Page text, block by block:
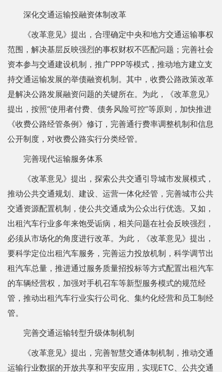
深化交通运输投融资体制改革
《改革意见》提出，合理确定中央和地方交通运输事权
范围，解决基层反映强烈的事权财权不匹配问题；完善社会
资本参与交通建设机制，推广PPP等模式，推动地方建立支
持交通运输发展的举债融资机制。其中，收费公路政策改革
是解决公路发展融资问题的关键所在。为此，《改革意见》
提出，按照“使用者付费、债务风险可控”等原则，加快推进
《收费公路经管条例》修订，完善通行费率调整机制和信息
公开制度，对收费公路实行分类经管。
完善现代运输服务体系
《改革意见》提出，探索公共交通引导城市发展模式，
推动公共交通规划、建设、运营一体化经管，完善城市公共
交通资源配置机制，使公共交通成为公众出行优选。又如，
出租汽车行业多年来饱受诟病，相关问题在社会反映强烈，
必须从市场化的角度进行改革。为此，《改革意见》提出，
要科学定位出租汽车服务，完善运力投放机制，科学调节出
租汽车总量，推进通过服务质量招投标等方式配置出租汽车
的车辆经营权，加强对手机召车等新型服务模式的规范经
管，推动出租汽车行业实行公司化、集约化经营和员工制经
管。
完善交通运输转型升级体制机制
《改革意见》提出，完善智慧交通体制机制，推动交通
运输行业数据的开放共享和平安应用，实现ETC、公共交通